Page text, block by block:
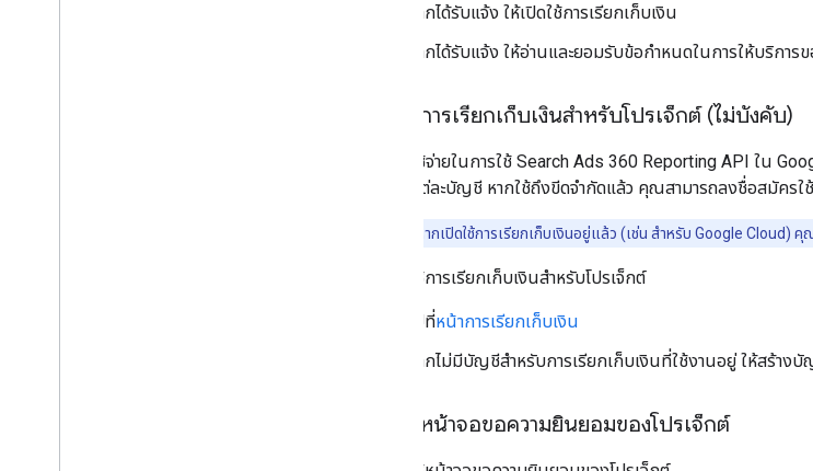
หากได้รับแจ้ง ให้เปิดใช้การเรียกเก็บเงิน
หากได้รับแจ้ง ให้อ่านและยอมรับข้อกำหนดในการให้บริการ
เปิดใช้การเรียกเก็บเงินสำหรับโปรเจ็กต์ (ไม่บังคับ)
ไม่มีค่าใช้จ่ายในการใช้ Search Ads 360 Reporting API ใน
สำหรับแต่ละบัญชี หากใช้ถึงขีดจำกัดแล้ว คุณสามารถลงชื่อสมัครใ
หากเปิดใช้การเรียกเก็บเงินอยู่แล้ว (เช่น สำหรับ Google Cloud)
วิธีเปิดใช้การเรียกเก็บเงินสำหรับโปรเจ็กต์
ไปที่หน้าการเรียกเก็บเงิน
หากไม่มีบัญชีสำหรับการเรียกเก็บเงินที่ใช้งานอยู่ ให้สร้าง
เปิดใช้หน้าจอขอความยินยอมของโปรเจ็กต์